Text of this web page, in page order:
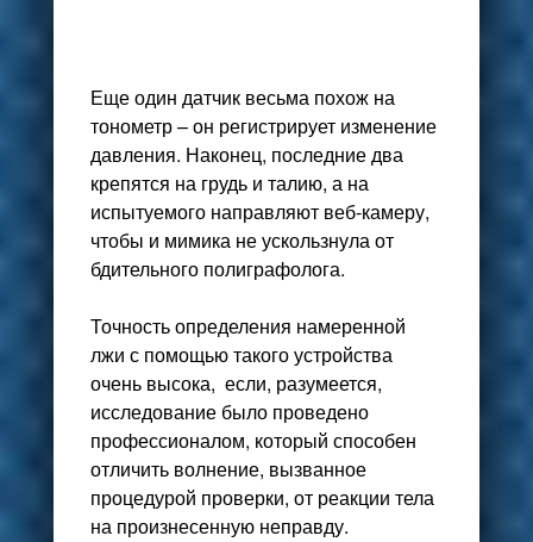
Еще один датчик весьма похож на
тонометр – он регистрирует изменение
давления. Наконец, последние два
крепятся на грудь и талию, а на
испытуемого направляют веб-камеру,
чтобы и мимика не ускользнула от
бдительного полиграфолога.
Точность определения намеренной
лжи с помощью такого устройства
очень высока, если, разумеется,
исследование было проведено
профессионалом, который способен
отличить волнение, вызванное
процедурой проверки, от реакции тела
на произнесенную неправду.